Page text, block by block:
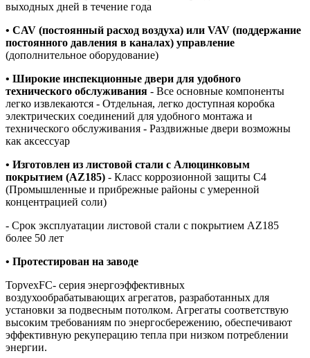
выходных дней в течение года
• СAV (постоянный расход воздуха) или VAV (поддержание
постоянного давления в каналах) управление
(дополнительное оборудование)
• Широкие инспекционные двери для удобного
технического обслуживания - Все основные компоненты
легко извлекаются - Отдельная, легко доступная коробка
электрических соединений для удобного монтажа и
технического обслуживания - Раздвижные двери возможны
как аксессуар
• Изготовлен из листовой стали с Алюцинковым
покрытием (AZ185) - Класс коррозионной защиты C4
(Промышленные и прибрежные районы с умеренной
концентрацией соли)
- Срок эксплуатации листовой стали с покрытием AZ185
более 50 лет
• Протестирован на заводе
TopvexFC- серия энергоэффективных
воздухообрабатывающих агрегатов, разработанных для
установки за подвесным потолком. Агрегаты соответствую
высоким требованиям по энергосбережению, обеспечивают
эффективную рекуперацию тепла при низком потреблении
энергии.